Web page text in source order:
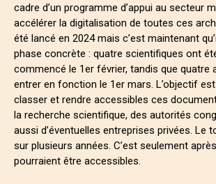
cadre d’un programme d’appui au secteur
accélérer la digitalisation de toutes ces
été lancé en 2024 mais c’est maintenant
phase concrète : quatre scientifiques ont
commencé le 1er février, tandis que quatre
entrer en fonction le 1er mars. L’objectif
classer et rendre accessibles ces
la recherche scientifique, des autorités
aussi d’éventuelles entreprises privées. Le
sur plusieurs années. C’est seulement
pourraient être accessibles.